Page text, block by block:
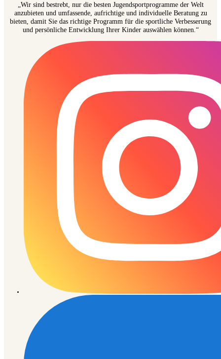
„Wir sind bestrebt, nur die besten Jugendsportprogramme der Welt
anzubieten und umfassende, aufrichtige und individuelle Beratung zu
bieten, damit Sie das richtige Programm für die sportliche Verbesserung
und persönliche Entwicklung Ihrer Kinder auswählen können.“